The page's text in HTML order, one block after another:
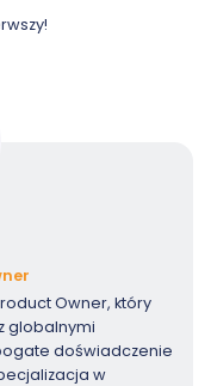
Owner, który
globalnymi
doświadczenie
w